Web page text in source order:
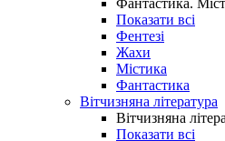
Фантастика.
Показати всі
Фентезі
Жахи
Містика
Фантастика
Вітчизняна література
Вітчизняна
Показати всі